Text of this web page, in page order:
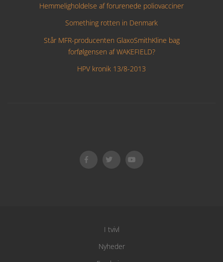
Hemmeligholdelse af forurenede poliovacciner
Something rotten in Denmark
Står MFR-producenten GlaxoSmithKline bag
forfølgensen af WAKEFIELD?
HPV kronik 13/8-2013
I tvivl
Nyheder